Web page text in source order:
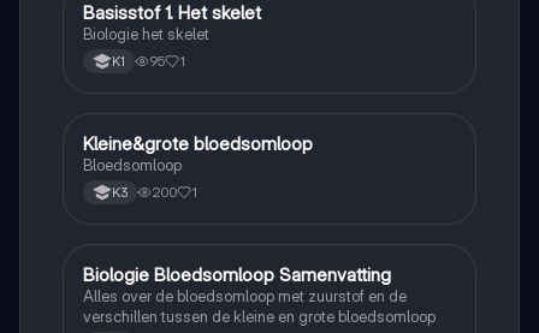
Biologie
Basisstof 1. Het skelet
Biologie het skelet
K1 95 1
Biologie
Kleine&grote bloedsomloop
Bloedsomloop
K3 200 1
Biologie
Biologie Bloedsomloop Samenvatting
Alles over de bloedsomloop met zuurstof en de
verschillen tussen de kleine en grote bloedsomloop